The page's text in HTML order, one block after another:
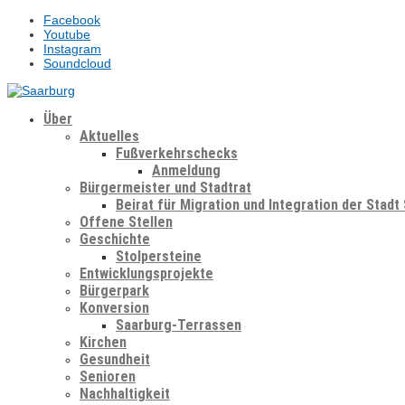
Facebook
Youtube
Instagram
Soundcloud
Über
Aktuelles
Fußverkehrschecks
Anmeldung
Bürgermeister und Stadtrat
Beirat für Migration und Integration der Stadt
Offene Stellen
Geschichte
Stolpersteine
Entwicklungsprojekte
Bürgerpark
Konversion
Saarburg-Terrassen
Kirchen
Gesundheit
Senioren
Nachhaltigkeit